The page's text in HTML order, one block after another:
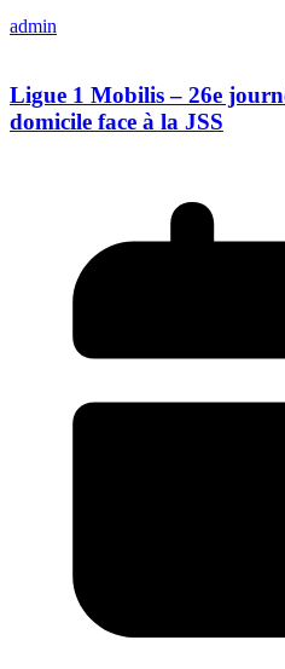
admin
Ligue 1 Mobilis – 26e
domicile face à la JSS